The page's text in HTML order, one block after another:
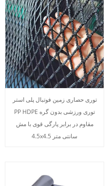
توری حصاری زمین فوتبال پلی استر
PP HDPE توری ورزشی بدون گره
مقاوم در برابر پارگی قوی با مش
4.5x4.5 سانتی متر